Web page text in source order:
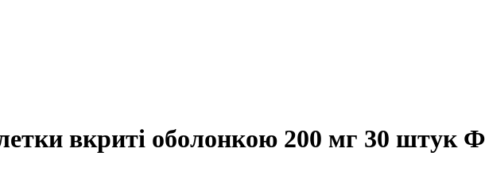
вкриті оболонкою 200 мг 30 штук